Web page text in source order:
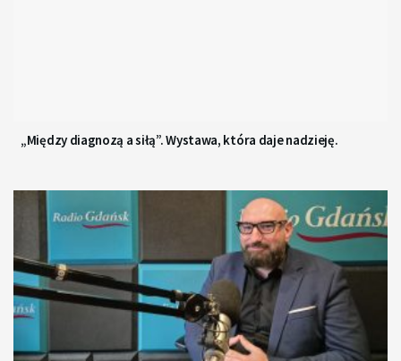
„Między diagnozą a siłą”. Wystawa, która daje nadzieję.